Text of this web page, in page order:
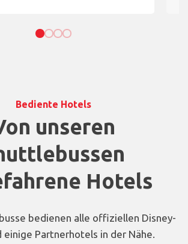
Bediente Hotels
unseren
Hotels
bedienen alle offiziellen Disney-
einige Partnerhotels in der Nähe.